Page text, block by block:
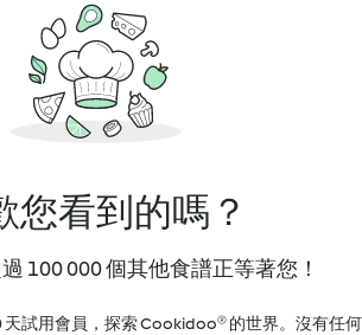
您看到的嗎？
100 000 個其他食譜正等著您！
天試用會員，探索 Cookidoo® 的世界。沒有任何